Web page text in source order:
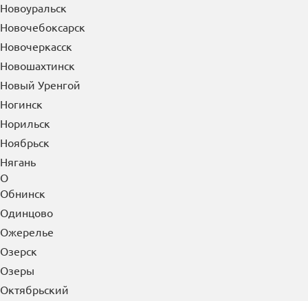
Новоуральск
Новочебоксарск
Новочеркасск
Новошахтинск
Новый Уренгой
Ногинск
Норильск
Ноябрьск
Нягань
О
Обнинск
Одинцово
Ожерелье
Озерск
Озеры
Октябрьский